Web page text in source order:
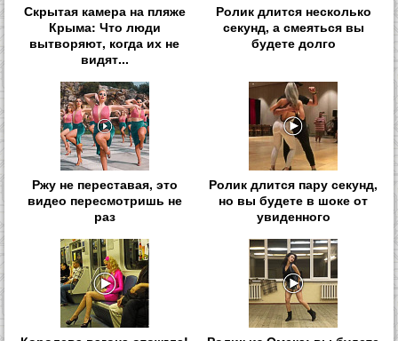
Скрытая камера на пляже
Крыма: Что люди
вытворяют, когда их не
видят...
Ролик длится несколько
секунд, а смеяться вы
будете долго
Ржу не переставая, это
видео пересмотришь не
раз
Ролик длится пару секунд,
но вы будете в шоке от
увиденного